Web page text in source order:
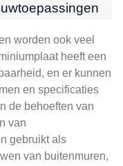
worden ook veel
heeft een
en er kunnen
en specificaties
de behoeften van
van
gebruikt als
van buitenmuren,